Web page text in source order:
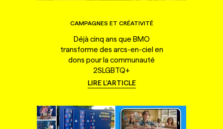
CAMPAGNES ET CRÉATIVITÉ
Déjà cinq ans que BMO
transforme des arcs-en-ciel en
dons pour la communauté
2SLGBTQ+
LIRE L'ARTICLE